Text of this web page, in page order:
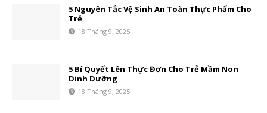
5 Nguyên Tắc Vệ Sinh An Toàn Thực Phẩm Cho
Trẻ
18 Tháng 9, 2025
5 Bí Quyết Lên Thực Đơn Cho Trẻ Mầm Non
Dinh Dưỡng
18 Tháng 9, 2025